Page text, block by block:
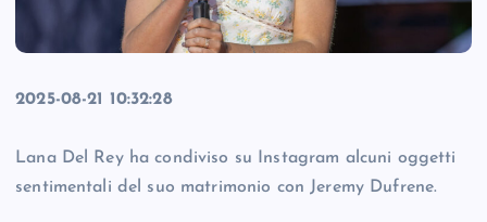
2025-08-21 10:32:28
Lana Del Rey ha condiviso su Instagram alcuni oggetti
sentimentali del suo matrimonio con Jeremy Dufrene.